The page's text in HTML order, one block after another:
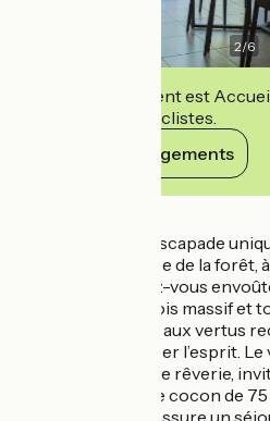
2/6
Cet établissement est
accueillir des cyclistes.
Voir ses engagements
Offrez-vous une escapade
hôtel, niché à l’orée de la
Besançon. Laissez-vous
soignée mêlant bois massif et
couleur apaisante aux vertus
angoisses et apaiser l’esprit.
de mélancolie et de rêverie,
contemplation. Ce cocon de 75
personnes, vous assure un